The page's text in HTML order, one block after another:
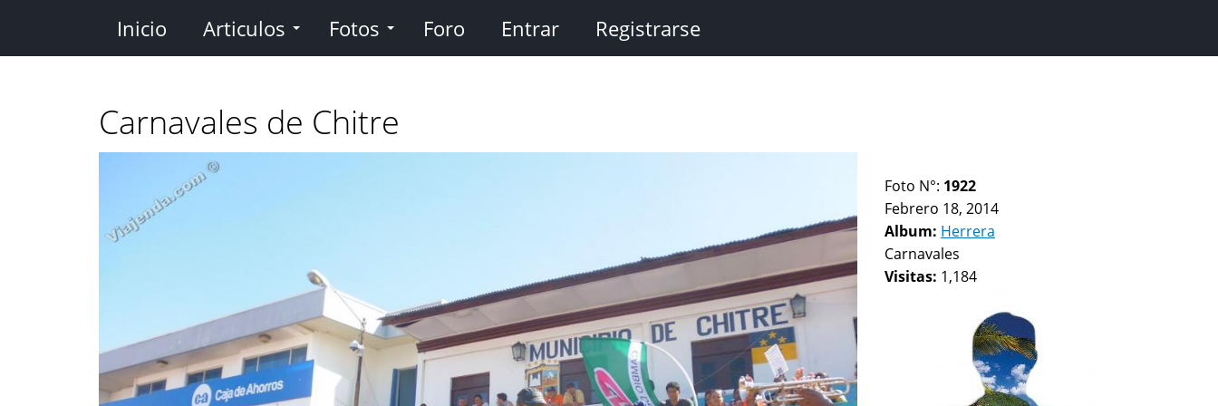
contenido
Inicio Articulos Fotos Foro Entrar Registrarse
Carnavales de Chitre
Foto N°: 1922
Febrero 18, 2014
Album: Herrera
Carnavales
Visitas: 1,184